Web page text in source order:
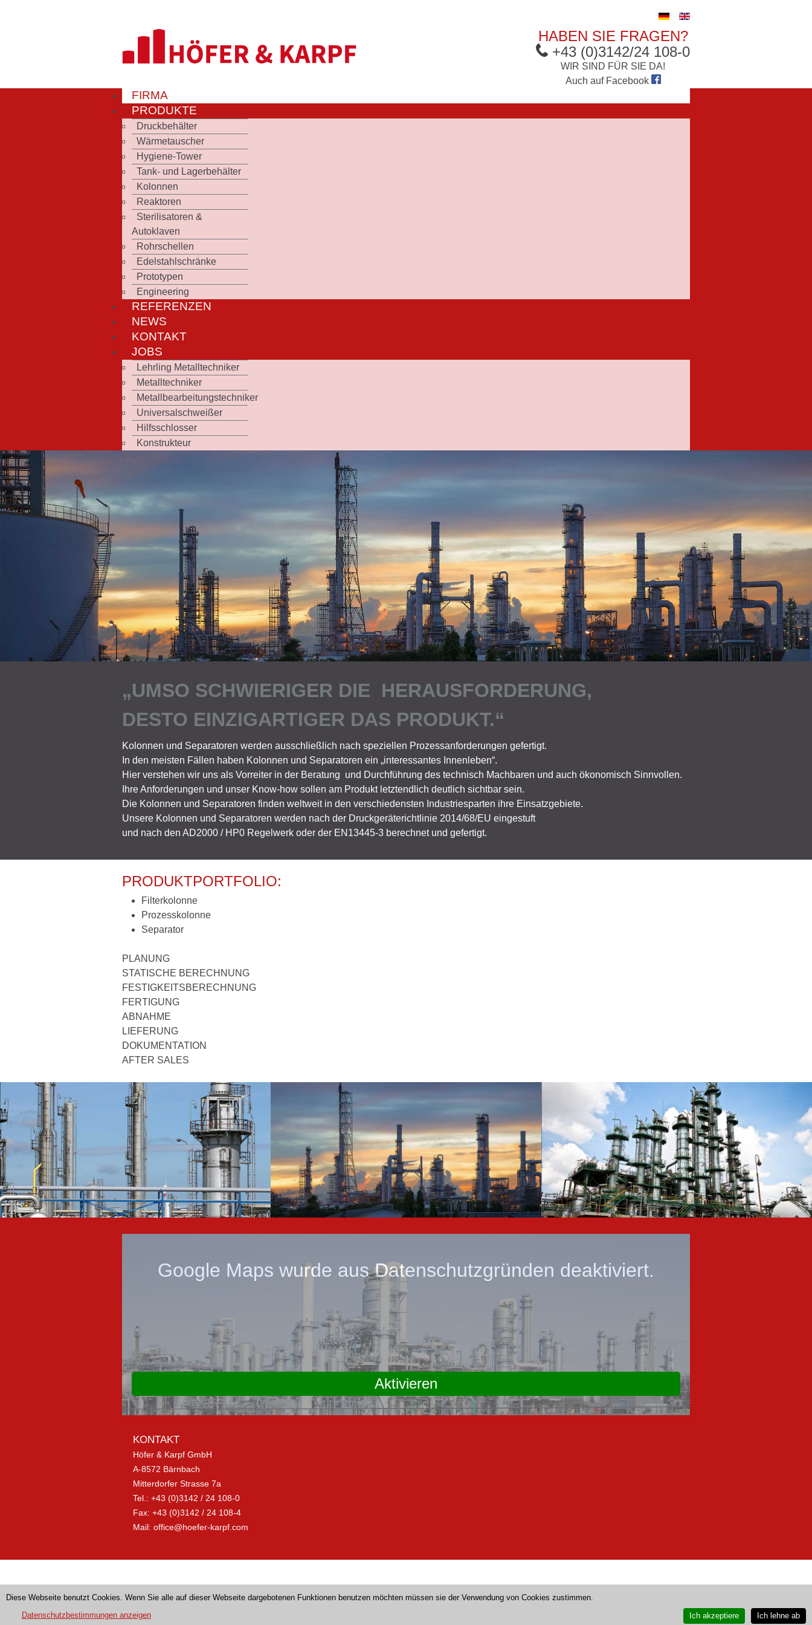
HABEN SIE FRAGEN?
+43 (0)3142/24 108-0
WIR SIND FÜR SIE DA!
Auch auf Facebook
FIRMA
PRODUKTE
Druckbehälter
Wärmetauscher
Hygiene-Tower
Tank- und Lagerbehälter
Kolonnen
Reaktoren
Sterilisatoren &
Autoklaven
Rohrschellen
Edelstahlschränke
Prototypen
Engineering
REFERENZEN
NEWS
KONTAKT
JOBS
Lehrling Metalltechniker
Metalltechniker
Metallbearbeitungstechniker
Universalschweißer
Hilfsschlosser
Konstrukteur
„UMSO SCHWIERIGER DIE HERAUSFORDERUNG,
DESTO EINZIGARTIGER DAS PRODUKT.“
Kolonnen und Separatoren werden ausschließlich nach speziellen Prozessanforderungen gefertigt.
In den meisten Fällen haben Kolonnen und Separatoren ein „interessantes Innenleben“.
Hier verstehen wir uns als Vorreiter in der Beratung und Durchführung des technisch Machbaren und auch ökonomisch Sinnvollen.
Ihre Anforderungen und unser Know-how sollen am Produkt letztendlich deutlich sichtbar sein.
Die Kolonnen und Separatoren finden weltweit in den verschiedensten Industriesparten ihre Einsatzgebiete.
Unsere Kolonnen und Separatoren werden nach der Druckgeräterichtlinie 2014/68/EU eingestuft
und nach den AD2000 / HP0 Regelwerk oder der EN13445-3 berechnet und gefertigt.
PRODUKTPORTFOLIO:
Filterkolonne
Prozesskolonne
Separator
PLANUNG
STATISCHE BERECHNUNG
FESTIGKEITSBERECHNUNG
FERTIGUNG
ABNAHME
LIEFERUNG
DOKUMENTATION
AFTER SALES
Google Maps wurde aus Datenschutzgründen deaktiviert.
Aktivieren
KONTAKT
Höfer & Karpf GmbH
A-8572 Bärnbach
Mitterdorfer Strasse 7a
Tel.: +43 (0)3142 / 24 108-0
Fax: +43 (0)3142 / 24 108-4
Mail:office@hoefer-karpf.com
Diese Webseite benutzt Cookies. Wenn Sie alle auf dieser Webseite dargebotenen Funktionen benutzen möchten müssen sie der Verwendung von Cookies zustimmen.
Datenschutzbestimmungen anzeigen
Ich lehne ab
Ich akzeptiere